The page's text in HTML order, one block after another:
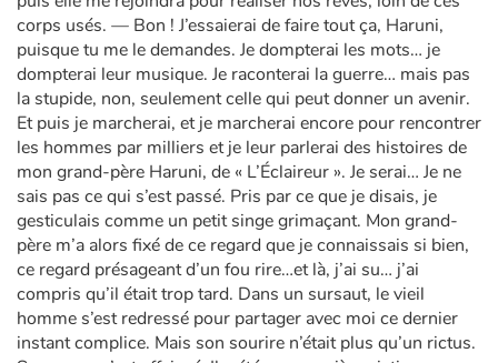
corps usés. — Bon ! J’essaierai de faire tout ça, Haruni,
puisque tu me le demandes. Je dompterai les mots… je
dompterai leur musique. Je raconterai la guerre… mais pas
la stupide, non, seulement celle qui peut donner un avenir.
Et puis je marcherai, et je marcherai encore pour rencontrer
les hommes par milliers et je leur parlerai des histoires de
mon grand-père Haruni, de « L’Éclaireur ». Je serai… Je ne
sais pas ce qui s’est passé. Pris par ce que je disais, je
gesticulais comme un petit singe grimaçant. Mon grand-
père m’a alors fixé de ce regard que je connaissais si bien,
ce regard présageant d’un fou rire…et là, j’ai su… j’ai
compris qu’il était trop tard. Dans un sursaut, le vieil
homme s’est redressé pour partager avec moi ce dernier
instant complice. Mais son sourire n’était plus qu’un rictus.